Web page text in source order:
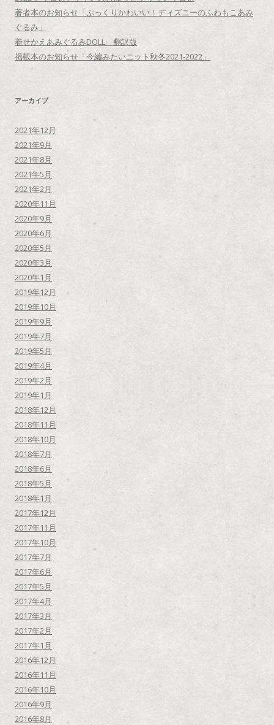
著者本のお知らせ「ぷっくりかわいい！ディズニーのふわもこあみ
ぐるみ」
着せかえあみぐるみDOLL 翻訳版
掲載本のお知らせ「今編みたいニット秋冬2021-2022」
アーカイブ
2021年12月
2021年9月
2021年8月
2021年5月
2021年2月
2020年11月
2020年9月
2020年6月
2020年5月
2020年3月
2020年1月
2019年12月
2019年10月
2019年9月
2019年7月
2019年5月
2019年4月
2019年2月
2019年1月
2018年12月
2018年11月
2018年10月
2018年7月
2018年6月
2018年5月
2018年1月
2017年12月
2017年11月
2017年10月
2017年7月
2017年6月
2017年5月
2017年4月
2017年3月
2017年2月
2017年1月
2016年12月
2016年11月
2016年10月
2016年9月
2016年8月